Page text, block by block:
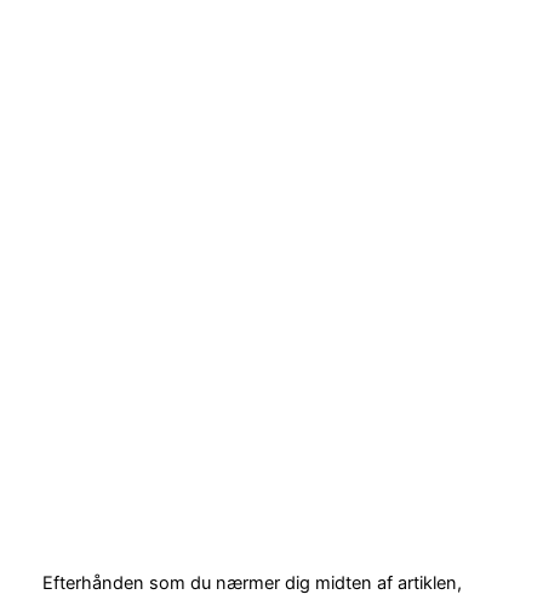
Efterhånden som du nærmer dig midten af artiklen,